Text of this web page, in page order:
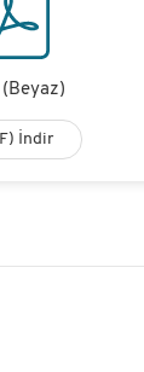
(Beyaz)
İndir